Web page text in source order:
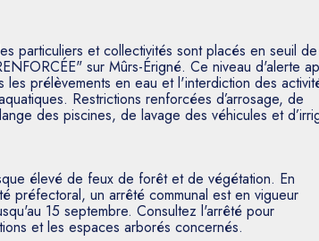
particuliers et collectivités sont placés en seuil de
sur Mûrs-Érigné. Ce niveau d'alerte
les prélèvements en eau et l'interdiction des
Restrictions renforcées d’arrosage, de
des piscines, de lavage des véhicules et
élevé de feux de forêt et de végétation. En
préfectoral, un arrêté communal est en vigueur
15 septembre. Consultez l'arrêté pour
et les espaces arborés concernés.